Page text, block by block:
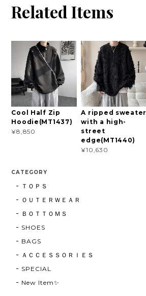
Related Items
Cool Half Zip
Hoodie(MT1437)
¥8,850
A ripped sweater
with a high-
street
edge(MT1440)
¥10,630
CATEGORY
ＴＯＰＳ
ＯＵＴＥＲＷＥＡＲ
ＢＯＴＴＯＭＳ
SHOES
BAGS
ＡＣＣＥＳＳＯＲＩＥＳ
SPECIAL
New Item✨